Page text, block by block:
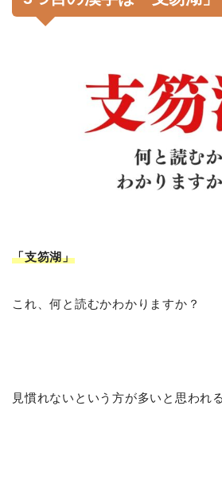
「支笏湖」
これ、何と読むかわかりますか？
見慣れないという方が多いと思われ